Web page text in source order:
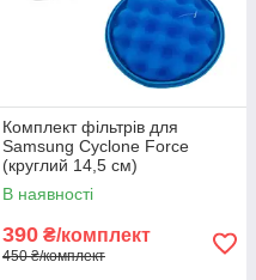
Комплект фільтрів для
Samsung Cyclone Force
(круглий 14,5 см)
В наявності
390 ₴/комплект
450 ₴/комплект